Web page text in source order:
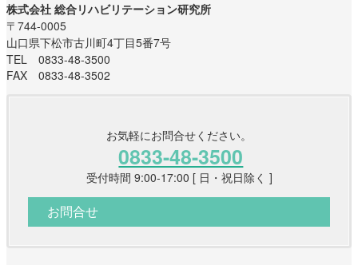
株式会社 総合リハビリテーション研究所
〒744-0005
山口県下松市古川町4丁目5番7号
TEL 0833-48-3500
FAX 0833-48-3502
お気軽にお問合せください。
0833-48-3500
受付時間 9:00-17:00 [ 日・祝日除く ]
お問合せ